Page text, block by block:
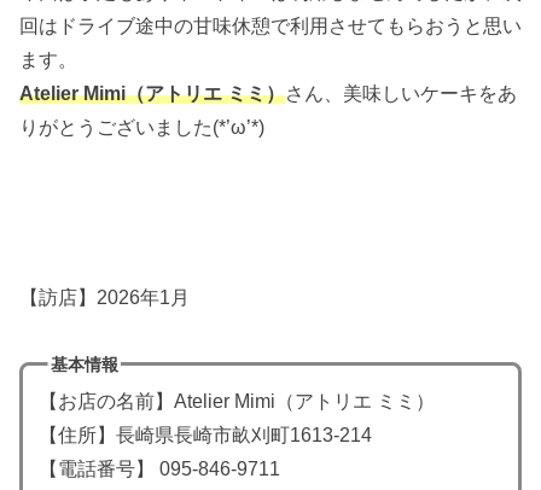
回はドライブ途中の甘味休憩で利用させてもらおうと思い
ます。
Atelier Mimi（アトリエ ミミ）さん、美味しいケーキをあ
りがとうございました(*’ω’*)
【訪店】2026年1月
基本情報
【お店の名前】Atelier Mimi（アトリエ ミミ）
【住所】長崎県長崎市畝刈町1613-214
【電話番号】 095-846-9711